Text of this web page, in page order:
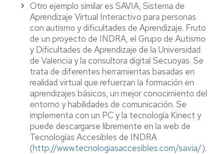
Otro ejemplo similar es SAVIA, Sistema de
Aprendizaje Virtual Interactivo para personas
con autismo y dificultades de Aprendizaje. Fruto
de un proyecto de INDRA, el Grupo de Autismo
y Dificultades de Aprendizaje de la Universidad
de Valencia y la consultora digital Secuoyas. Se
trata de diferentes herramientas basadas en
realidad virtual que refuerzan la formación en
aprendizajes básicos, un mejor conocimiento del
entorno y habilidades de comunicación. Se
implementa con un PC y la tecnología Kinect y
puede descargarse libremente en la web de
Tecnologías Accesibles de INDRA
(http://www.tecnologiasaccesibles.com/savia/).